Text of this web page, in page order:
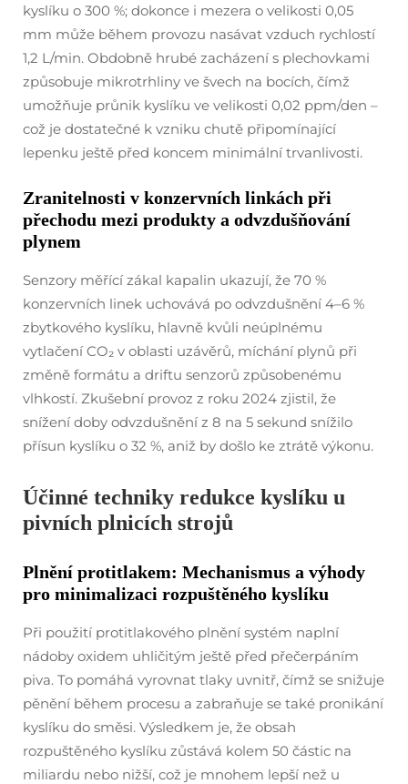
kyslíku o 300 %; dokonce i mezera o velikosti 0,05
mm může během provozu nasávat vzduch rychlostí
1,2 L/min. Obdobně hrubé zacházení s plechovkami
způsobuje mikrotrhliny ve švech na bocích, čímž
umožňuje průnik kyslíku ve velikosti 0,02 ppm/den –
což je dostatečné k vzniku chutě připomínající
lepenku ještě před koncem minimální trvanlivosti.
Zranitelnosti v konzervních linkách při
přechodu mezi produkty a odvzdušňování
plynem
Senzory měřící zákal kapalin ukazují, že 70 %
konzervních linek uchovává po odvzdušnění 4–6 %
zbytkového kyslíku, hlavně kvůli neúplnému
vytlačení CO₂ v oblasti uzávěrů, míchání plynů při
změně formátu a driftu senzorů způsobenému
vlhkostí. Zkušební provoz z roku 2024 zjistil, že
snížení doby odvzdušnění z 8 na 5 sekund snížilo
přísun kyslíku o 32 %, aniž by došlo ke ztrátě výkonu.
Účinné techniky redukce kyslíku u
pivních plnicích strojů
Plnění protitlakem: Mechanismus a výhody
pro minimalizaci rozpuštěného kyslíku
Při použití protitlakového plnění systém naplní
nádoby oxidem uhličitým ještě před přečerpáním
piva. To pomáhá vyrovnat tlaky uvnitř, čímž se snižuje
pěnění během procesu a zabraňuje se také pronikání
kyslíku do směsi. Výsledkem je, že obsah
rozpuštěného kyslíku zůstává kolem 50 částic na
miliardu nebo nižší, což je mnohem lepší než u